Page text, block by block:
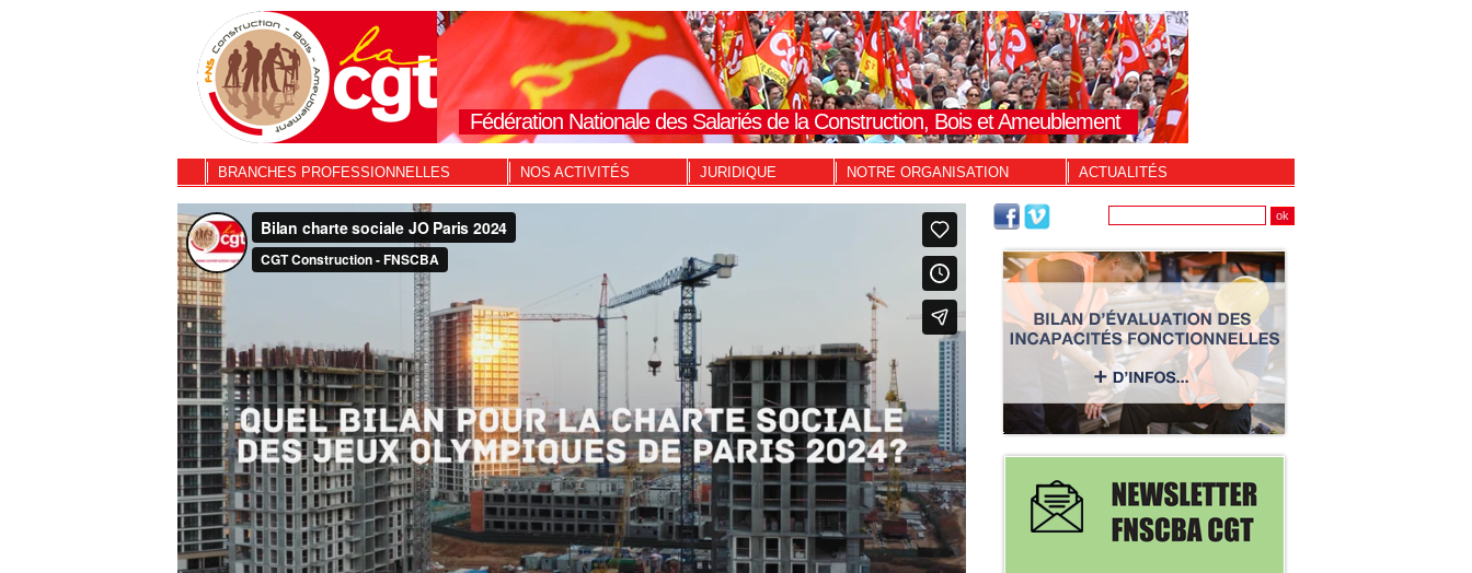
Fédération Nationale des Salariés de la Construction, Bois et Ameublement
BRANCHES PROFESSIONNELLES NOS ACTIVITÉS JURIDIQUE NOTRE ORGANISATION ACTUALITÉS